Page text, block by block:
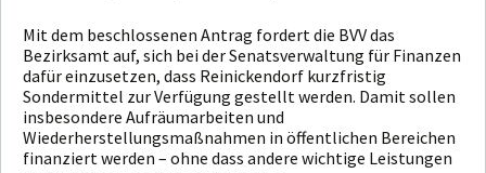
Mit dem beschlossenen Antrag fordert die BVV das
Bezirksamt auf, sich bei der Senatsverwaltung für Finanzen
dafür einzusetzen, dass Reinickendorf kurzfristig
Sondermittel zur Verfügung gestellt werden. Damit sollen
insbesondere Aufräumarbeiten und
Wiederherstellungsmaßnahmen in öffentlichen Bereichen
finanziert werden – ohne dass andere wichtige Leistungen